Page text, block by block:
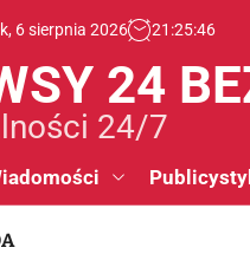
6 sierpnia 2026 21 :25:47
24
24/7